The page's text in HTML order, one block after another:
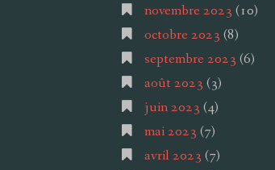
novembre 2023 (10)
octobre 2023 (8)
septembre 2023 (6)
août 2023 (3)
juin 2023 (4)
mai 2023 (7)
avril 2023 (7)